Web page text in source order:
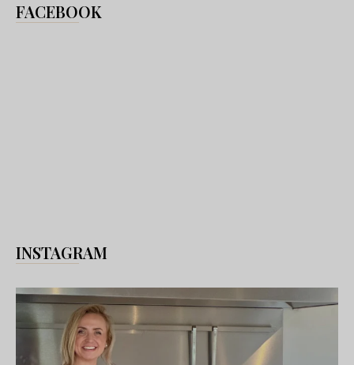
FACEBOOK
INSTAGRAM